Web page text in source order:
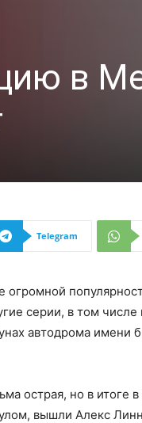
в
Telegram
огромной
серии, в том
автодрома имени
острая, но в итоге
вышли Алекс